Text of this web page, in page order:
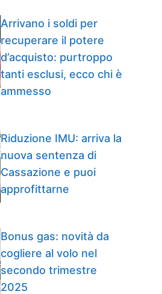
Arrivano i soldi per
recuperare il potere
d’acquisto: purtroppo
tanti esclusi, ecco chi è
ammesso
Riduzione IMU: arriva la
nuova sentenza di
Cassazione e puoi
approfittarne
Bonus gas: novità da
cogliere al volo nel
secondo trimestre
2025